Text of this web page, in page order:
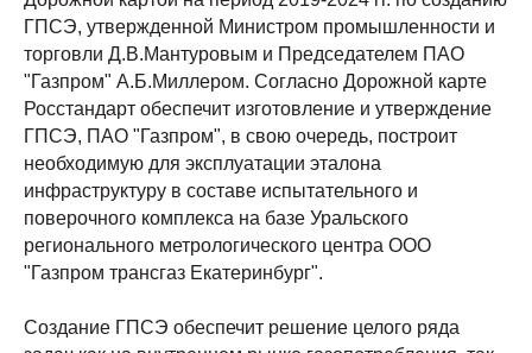
ГПСЭ, утвержденной Министром промышленности и
торговли Д.В.Мантуровым и Председателем ПАО
"Газпром" А.Б.Миллером. Согласно Дорожной карте
Росстандарт обеспечит изготовление и утверждение
ГПСЭ, ПАО "Газпром", в свою очередь, построит
необходимую для эксплуатации эталона
инфраструктуру в составе испытательного и
поверочного комплекса на базе Уральского
регионального метрологического центра ООО
"Газпром трансгаз Екатеринбург".
Создание ГПСЭ обеспечит решение целого ряда